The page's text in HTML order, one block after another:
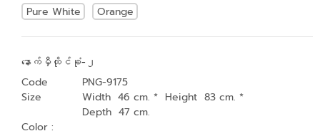
Pure White
Orange
နောက်မှီထိုင်ခုံ-၂
Code
PNG-9175
Size
Width 46 cm. * Height 83 cm. *
Depth 47 cm.
Color :